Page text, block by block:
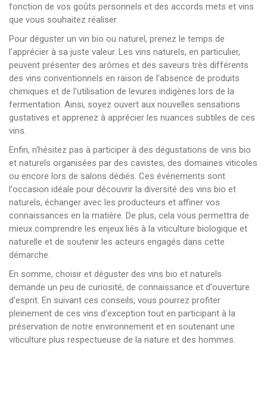
fonction de vos goûts personnels et des accords mets et vins
que vous souhaitez réaliser.
Pour déguster un vin bio ou naturel, prenez le temps de
l'apprécier à sa juste valeur. Les vins naturels, en particulier,
peuvent présenter des arômes et des saveurs très différents
des vins conventionnels en raison de l'absence de produits
chimiques et de l'utilisation de levures indigènes lors de la
fermentation. Ainsi, soyez ouvert aux nouvelles sensations
gustatives et apprenez à apprécier les nuances subtiles de ces
vins.
Enfin, n'hésitez pas à participer à des dégustations de vins bio
et naturels organisées par des cavistes, des domaines viticoles
ou encore lors de salons dédiés. Ces événements sont
l'occasion idéale pour découvrir la diversité des vins bio et
naturels, échanger avec les producteurs et affiner vos
connaissances en la matière. De plus, cela vous permettra de
mieux comprendre les enjeux liés à la viticulture biologique et
naturelle et de soutenir les acteurs engagés dans cette
démarche.
En somme, choisir et déguster des vins bio et naturels
demande un peu de curiosité, de connaissance et d'ouverture
d'esprit. En suivant ces conseils, vous pourrez profiter
pleinement de ces vins d'exception tout en participant à la
préservation de notre environnement et en soutenant une
viticulture plus respectueuse de la nature et des hommes.